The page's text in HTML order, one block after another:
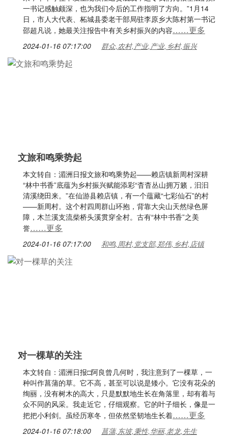
一书记感触颇深，也为我们今后的工作指明了方向。”1月14
日，市人大代表、柘城县委老干部局驻李原乡大陈村第一书记
邵超凡说，她最关注报告中有关乡村振兴的内容……更多
2024-01-16 07:17:00 群众,农村,产业,产业,乡村,振兴
文旅和鸣乘势起
本文转自：湄洲日报文旅和鸣乘势起——赖店镇新周村深耕
“林中书香”底蕴为乡村振兴赋能添彩“杳杳丛山拥万籁，汩汩
清溪绕田来。”在仙游县赖店镇，有一个蕴藏“七彩仙石”的村
——新周村。这个村四周群山环抱，背靠大尖山天然绿色屏
障，木兰溪支流柴桥头溪贯穿全村。古有“林中书香”之美
誉……更多
2024-01-16 07:17:00 和鸣,周村,党支部,郑伟,乡村,店镇
对一棵草的关注
本文转自：湄洲日报□阿良曾几何时，我注意到了一棵草，一
种叫作菖蒲的草。它不高，甚至可以说是矮小。它没有花朵的
绚丽，没有树木的高大，只是默默地生长在角落里，却有着与
众不同的风采。我走近它，仔细观察。它的叶子细长，像是一
把把小利剑。虽经历寒冬，但依然坚韧地生长着……更多
2024-01-16 07:18:00 菖蒲,东坡,秉性,华丽,老龙,先生